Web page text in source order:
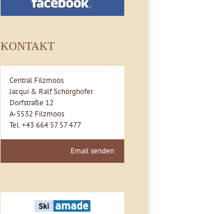
KONTAKT
Central Filzmoos
Jacqui & Ralf Schörghofer
Dorfstraße 12
A-5532 Filzmoos
Tel. +43 664 57 57 477
Email senden